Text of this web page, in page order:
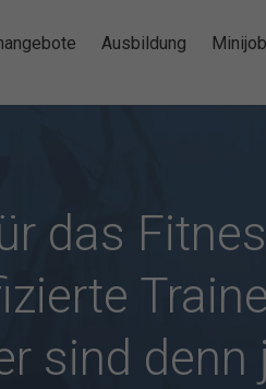
Ausbildung
das
sind denn